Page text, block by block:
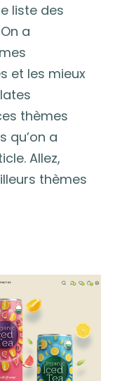
liste des
a
et les mieux
thèmes
qu’on a
Allez,
thèmes